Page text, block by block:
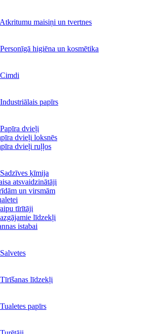
Atkritumu maisiņi un tvertnes
Personīgā higiēna un kosmētika
Cimdi
Industriālais papīrs
Papīra dvieļi
dvieļi loksnēs
dvieļi ruļļos
Sadzīves ķīmija
atsvaidzinātāji
un virsmām
tīrītāji
līdzekļi
istabai
Salvetes
Tīrīšanas līdzekļi
Tualetes papīrs